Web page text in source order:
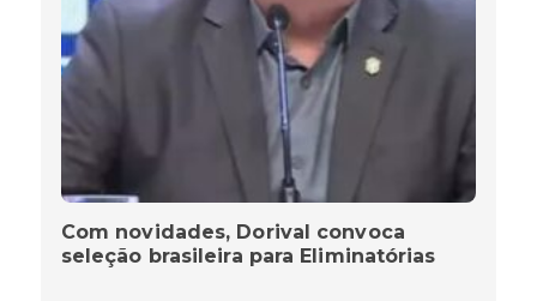
Com novidades, Dorival convoca
seleção brasileira para Eliminatórias